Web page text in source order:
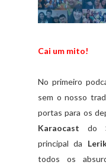
Cai um mito!
No primeiro
sem o nosso
portas para os
Karaocast do
principal da
todos os